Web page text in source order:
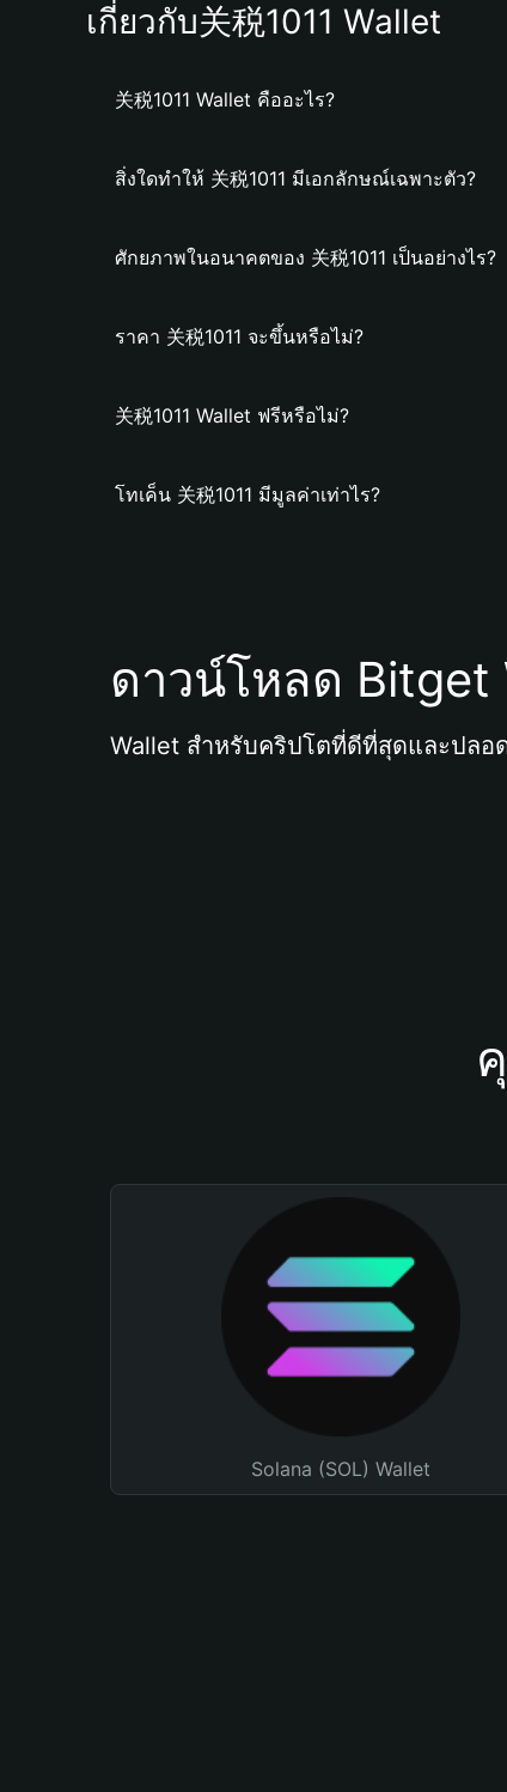
เกี่ยวกับ关税1011 Wallet
关税1011 Wallet คืออะไร?
สิ่งใดทำให้ 关税1011 มีเอกลักษณ์เฉพาะตัว?
ศักยภาพในอนาคตของ 关税1011 เป็นอย่างไร?
ราคา 关税1011 จะขึ้นหรือไม่?
关税1011 Wallet ฟรีหรือไม่?
โทเค็น 关税1011 มีมูลค่าเท่าไร?
ดาวน์โหลด Bitget
Wallet สำหรับคริปโตที่ดีที่สุดและปลอ
Solana (SOL) Wallet